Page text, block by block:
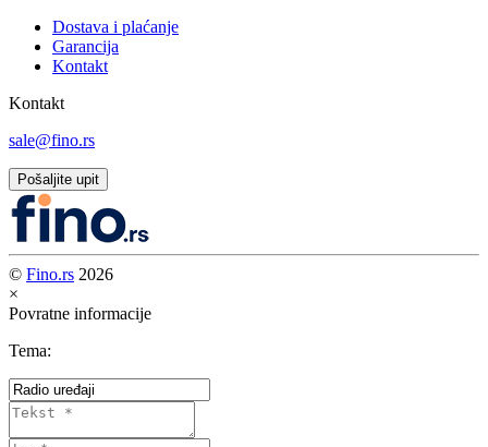
Dostava i plaćanje
Garancija
Kontakt
Kontakt
sale@fino.rs
Pošaljite upit
© Fino.rs 2026
×
Povratne informacije
Tema: